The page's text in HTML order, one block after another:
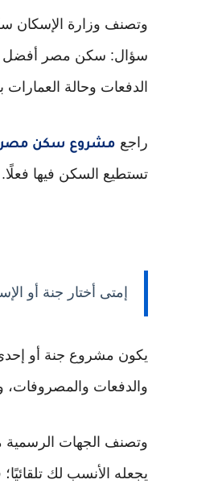
وتصنف وزارة الإسكان
سؤال: سكن مصر أفضل أم
الدفعات وحالة
راجع مشروع سكن مصر
تستطيع السكن فيها فعلًا.
إمتى أختار جنة أو
يكون مشروع جنة أو إحدى
والدفعات
وتصنف الجهات الرسمية
يجعله الأنسب لك